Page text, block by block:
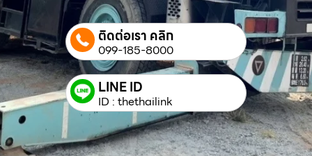
ติดต่อเรา คลิก
099-185-8000
LINE ID
ID : thethailink